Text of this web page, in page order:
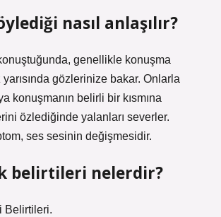
nasıl anlaşılır?
genellikle konuşma
gözlerinize bakar. Onlarla
konuşmanın belirli bir kısmına
özlediğinde yalanları severler.
ses sesinin değişmesidir.
belirtileri nelerdir?
Belirtileri.